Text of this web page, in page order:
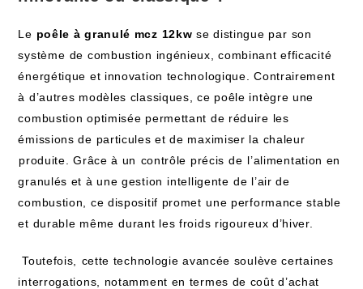
Le poêle à granulé mcz 12kw se ​distingue ‌par ⁢son
système ⁢de‌ combustion ​ingénieux, combinant efficacité
énergétique​ et innovation technologique. Contrairement​
à‍ d’autres modèles classiques, ce poêle intègre une​
combustion optimisée permettant de réduire les
émissions de particules et de maximiser‍ la chaleur
⁤produite. Grâce à un ⁢contrôle précis⁢ de ⁣l’alimentation en⁤
granulés et à une gestion⁤ intelligente ⁢de l’air de
‌combustion, ce dispositif promet⁢ une performance stable⁣
et durable même ⁣durant les froids rigoureux d’hiver.
‌ Toutefois, ⁤cette technologie avancée soulève certaines
interrogations, notamment en termes de‍ coût d’achat